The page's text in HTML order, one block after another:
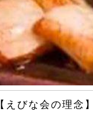
【えびな会の理念】